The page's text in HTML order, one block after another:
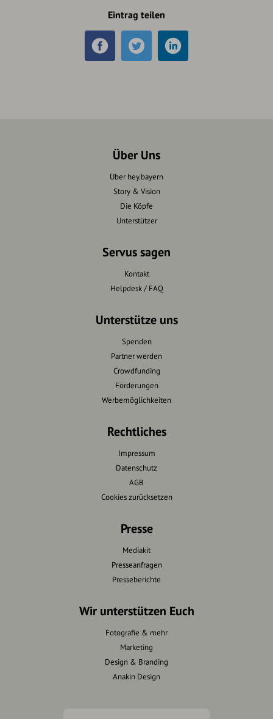
Eintrag teilen
Über Uns
Über hey.bayern
Story & Vision
Die Köpfe
Unterstützer
Servus sagen
Kontakt
Helpdesk / FAQ
Unterstütze uns
Spenden
Partner werden
Crowdfunding
Förderungen
Werbemöglichkeiten
Rechtliches
Impressum
Datenschutz
AGB
Cookies zurücksetzen
Presse
Mediakit
Presseanfragen
Presseberichte
Wir unterstützen Euch
Fotografie & mehr
Marketing
Design & Branding
Anakin Design